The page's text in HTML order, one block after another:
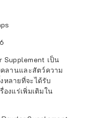
Supplement เป็น
ลานและสัตว์ความ
ลายที่จะได้รับ
งแร่เพิ่มเติมใน